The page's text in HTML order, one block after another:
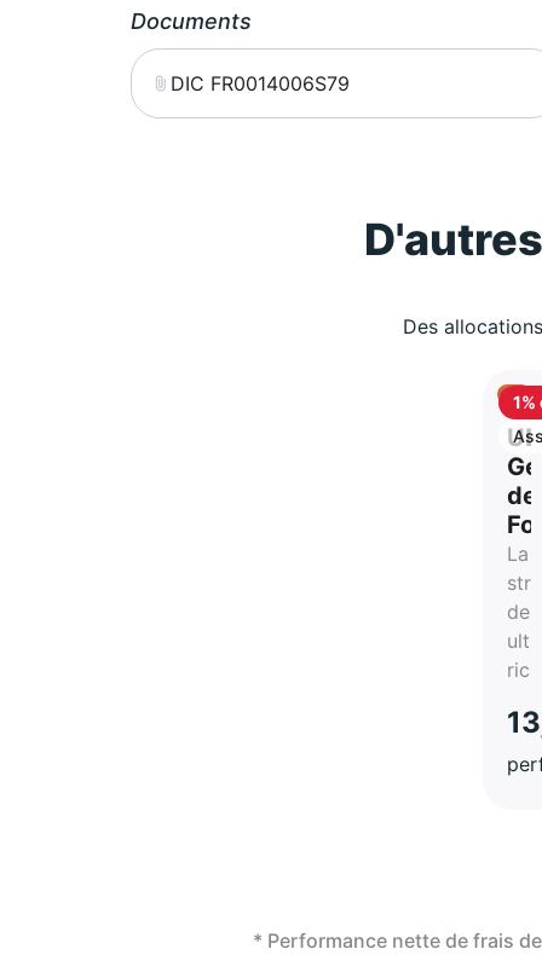
Documents
DIC FR0014006S79
Des
1%
vie
de
La
des
* Performance nette de frais